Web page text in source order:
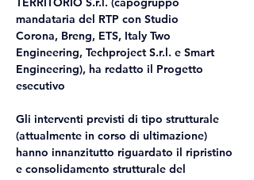
mandataria del RTP con Studio
Corona, Breng, ETS, Italy Two
Engineering, Techproject S.r.l. e Smart
Engineering), ha redatto il Progetto
esecutivo
Gli interventi previsti di tipo strutturale
(attualmente in corso di ultimazione)
hanno innanzitutto riguardato il ripristino
e consolidamento strutturale del